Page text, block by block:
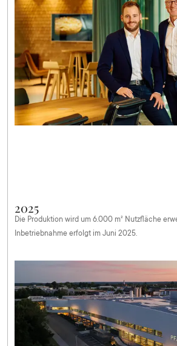
2025
Die Produktion wird um 6.000 m² Nutzfläche
Inbetriebnahme erfolgt im Juni 2025.